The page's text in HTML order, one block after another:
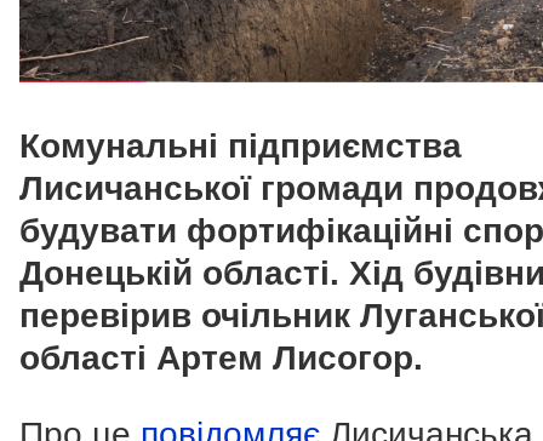
Комунальні підприємства
Лисичанської громади
будувати фортифікаційні
Донецькій області. Хід
перевірив очільник
області Артем Лисогор.